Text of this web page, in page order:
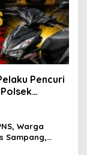
Pencuri
Warga
Sampang,